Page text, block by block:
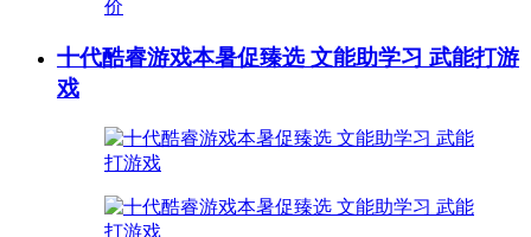
十代酷睿游戏本暑促臻选 文能助学习 武能打游
戏